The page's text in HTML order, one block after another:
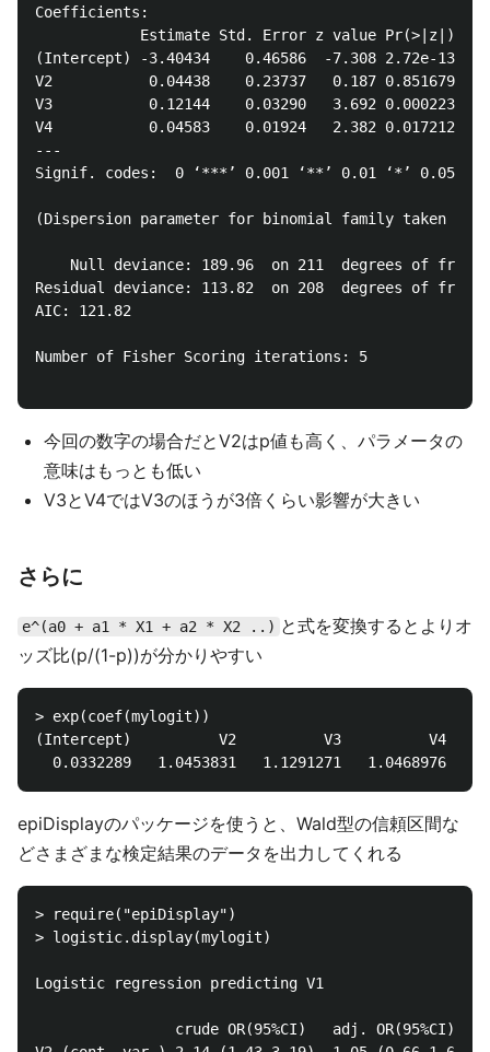
Coefficients:
            Estimate Std. Error z value Pr(>|z|)
(Intercept) -3.40434    0.46586  -7.308 2.72e-13 ***
V2           0.04438    0.23737   0.187 0.851679
V3           0.12144    0.03290   3.692 0.000223 ***
V4           0.04583    0.01924   2.382 0.017212 *
---
Signif. codes:  0 ‘***’ 0.001 ‘**’ 0.01 ‘*’ 0.05
(Dispersion parameter for binomial family taken to
Null deviance: 189.96  on 211  degrees of
Residual deviance: 113.82  on 208  degrees of
AIC: 121.82
Number of Fisher Scoring iterations: 5
今回の数字の場合だとV2はp値も高く、パラメータの
意味はもっとも低い
V3とV4ではV3のほうが3倍くらい影響が大きい
さらに
e^(a0 + a1 * X1 + a2 * X2 ..) と式を変換するとよりオ
ッズ比(p/(1-p))が分かりやすい
> exp(coef(mylogit))
(Intercept)          V2          V3          V4
epiDisplayのパッケージを使うと、Wald型の信頼区間な
どさまざまな検定結果のデータを出力してくれる
> require("epiDisplay")
> logistic.display(mylogit)
Logistic regression predicting V1
crude OR(95%CI)   adj. OR(95%CI)